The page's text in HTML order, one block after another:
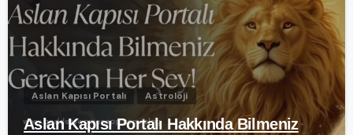
Aslan Kapısı Portalı Astroloji
Aslan Kapısı Portalı Hakkında Bilmeniz